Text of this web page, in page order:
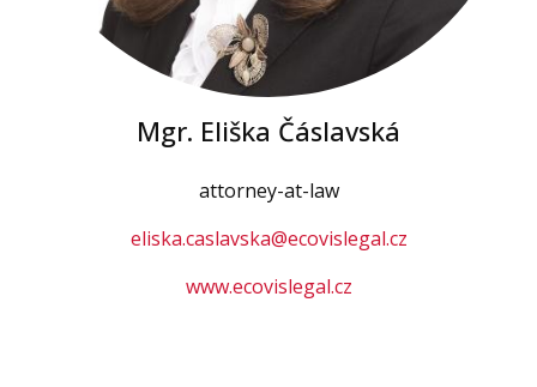
Mgr. Eliška Čáslavská
attorney-at-law
eliska.caslavska@ecovislegal.cz
www.ecovislegal.cz